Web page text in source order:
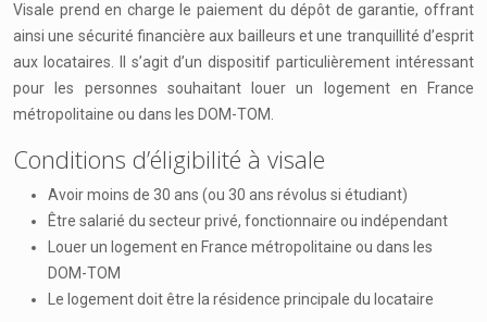
Visale prend en charge le paiement du dépôt de garantie, offrant
ainsi une sécurité financière aux bailleurs et une tranquillité d’esprit
aux locataires. Il s’agit d’un dispositif particulièrement intéressant
pour les personnes souhaitant louer un logement en France
métropolitaine ou dans les DOM-TOM.
Conditions d’éligibilité à visale
Avoir moins de 30 ans (ou 30 ans révolus si étudiant)
Être salarié du secteur privé, fonctionnaire ou indépendant
Louer un logement en France métropolitaine ou dans les
DOM-TOM
Le logement doit être la résidence principale du locataire